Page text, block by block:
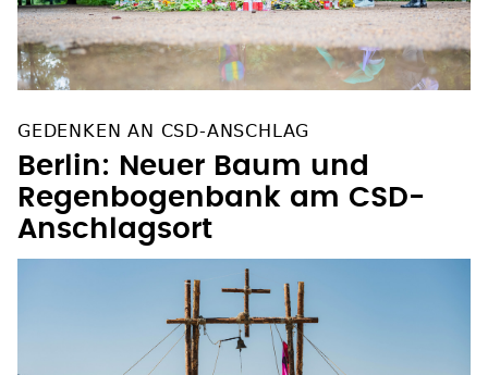
Berlin: Neuer Baum und
Regenbogenbank am CSD-
Anschlagsort